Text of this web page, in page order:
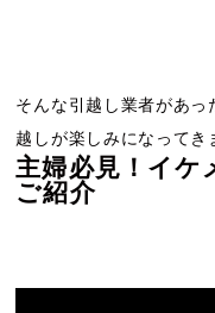
そんな引越し業者があ
越しが楽しみになってき
主婦必見！イケ
ご紹介